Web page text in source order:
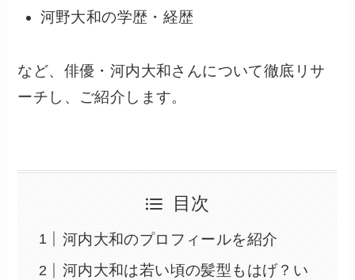
河野大和の学歴・経歴
など、俳優・河内大和さんについて徹底リサ
ーチし、ご紹介します。
目次
河内大和のプロフィールを紹介
河内大和は若い頃の髪型もはげ？い